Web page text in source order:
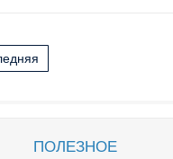
ПОЛЕЗНОЕ